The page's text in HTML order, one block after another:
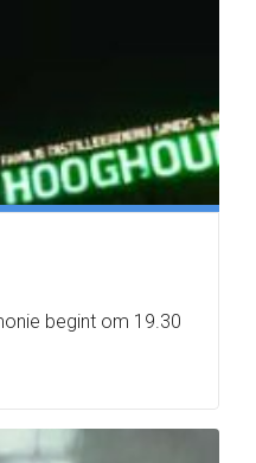
begint om 19.30